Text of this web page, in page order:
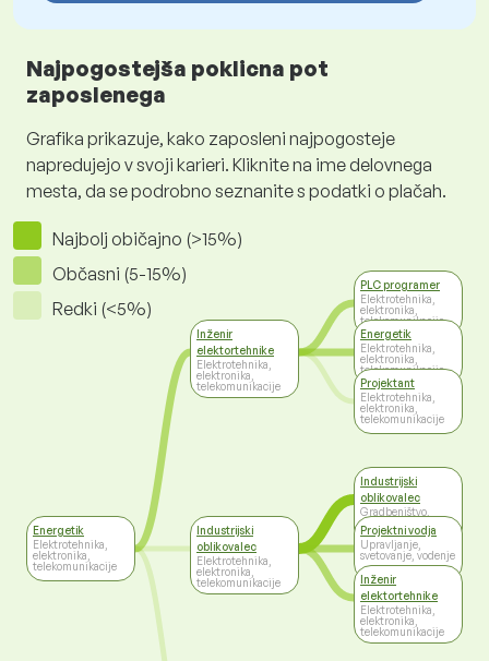
Najpogostejša poklicna pot
zaposlenega
Grafika prikazuje, kako zaposleni najpogosteje
napredujejo v svoji karieri. Kliknite na ime delovnega
mesta, da se podrobno seznanite s podatki o plačah.
Najbolj običajno (>15%)
Občasni (5-15%)
Redki (<5%)
Energetik
Elektrotehnika,
elektronika,
telekomunikacije
Inženir
elektortehnike
Elektrotehnika,
elektronika,
telekomunikacije
Industrijski
oblikovalec
Elektrotehnika,
elektronika,
telekomunikacije
PLC programer
Elektrotehnika,
elektronika,
telekomunikacije
Energetik
Elektrotehnika,
elektronika,
telekomunikacije
Projektant
Elektrotehnika,
elektronika,
telekomunikacije
Industrijski
oblikovalec
Gradbeništvo,
arhitektura,
geodezija
Projektni vodja
Upravljanje,
svetovanje, vodenje
Inženir
elektortehnike
Elektrotehnika,
elektronika,
telekomunikacije